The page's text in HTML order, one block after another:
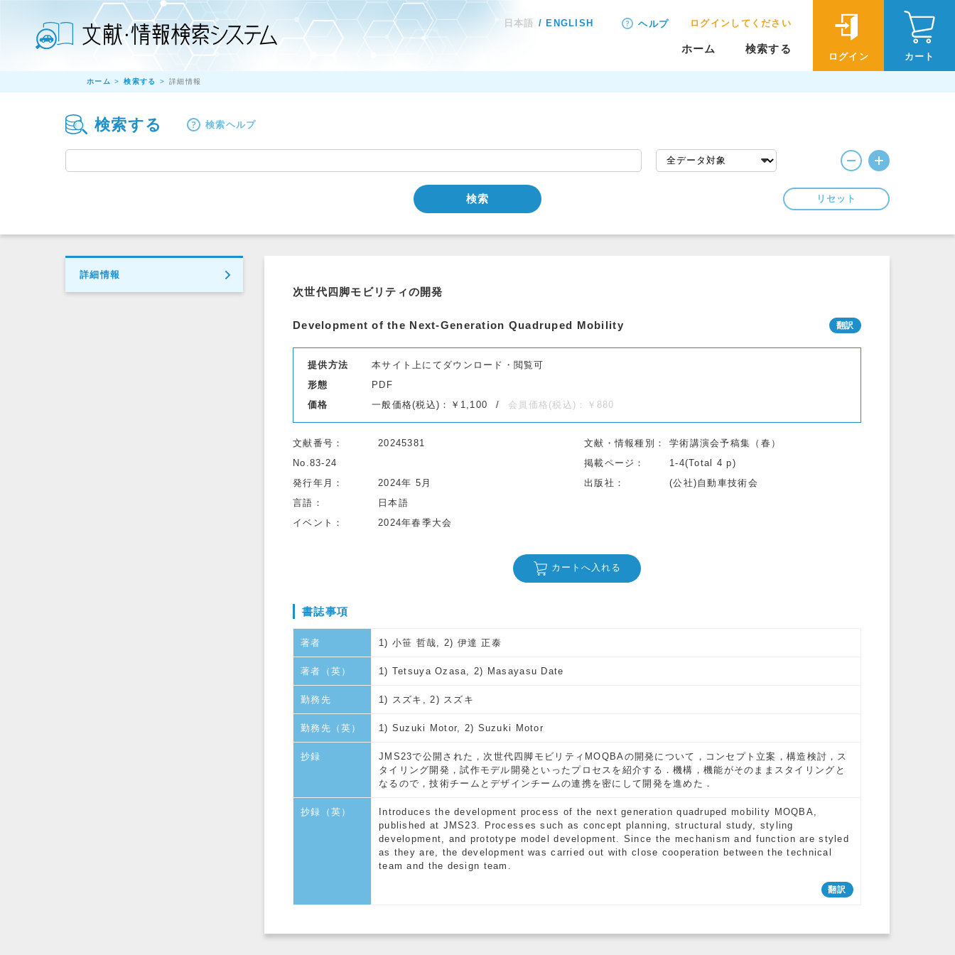
日本語 ENGLISH ヘルプ ログインしてください
ホーム 検索する
ログイン カート
ホーム 検索する 詳細情報
検索する 検索ヘルプ
検索 リセット
詳細情報
次世代四脚モビリティの開発
Development of the Next-Generation Quadruped Mobility
提供方法
本サイト上にてダウンロード・閲覧可
形態
PDF
価格
一般価格(税込)：￥1,100 会員価格(税込)：￥880
文献番号 20245381 文献・情報種別
学術講演会予稿集（春）
No.83-24
掲載ページ
1-4(Total 4 p)
発行年月
2024年 5月 出版社
(公社)自動車技術会
言語
日本語
イベント
2024年春季大会
カートへ入れる
書誌事項
著者 1) 小笹 哲哉, 2) 伊達 正泰
著者（英） 1) Tetsuya Ozasa, 2) Masayasu Date
勤務先 1) スズキ, 2) スズキ
勤務先（英） 1) Suzuki Motor, 2) Suzuki Motor
抄録
JMS23で公開された，次世代四脚モビリティMOQBAの開発について，コンセプト立案，構造検討，ス
タイリング開発，試作モデル開発といったプロセスを紹介する．機構，機能がそのままスタイリングと
なるので，技術チームとデザインチームの連携を密にして開発を進めた．
抄録（英）
Introduces the development process of the next generation quadruped mobility MOQBA,
published at JMS23. Processes such as concept planning, structural study, styling
development, and prototype model development. Since the mechanism and function are styled
as they are, the development was carried out with close cooperation between the technical
team and the design team.
翻訳